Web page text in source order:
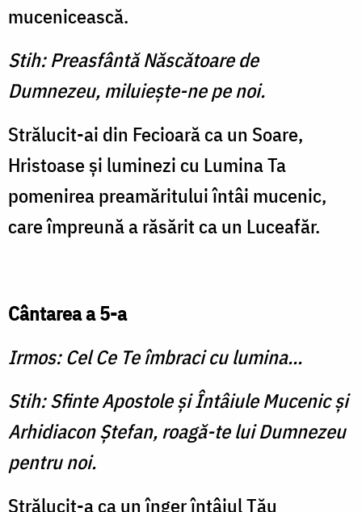
mucenicească.
Stih: Preasfântă Născătoare de
Dumnezeu, miluieşte-ne pe noi.
Strălucit-ai din Fecioară ca un Soare,
Hristoase şi luminezi cu Lumina Ta
pomenirea preamăritului întâi mucenic,
care împreună a răsărit ca un Luceafăr.
Cântarea a 5-a
Irmos: Cel Ce Te îmbraci cu lumina...
Stih: Sfinte Apostole şi Întâiule Mucenic şi
Arhidiacon Ştefan, roagă-te lui Dumnezeu
pentru noi.
Strălucit-a ca un înger întâiul Tău